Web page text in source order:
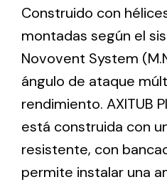
Ventilation
The incorporation of
meant a greater offer of
different uses
Construido con
montadas según el
Novovent System
ángulo de ataque
rendimiento. AXITUB
está construida con
resistente, con
permite instalar una